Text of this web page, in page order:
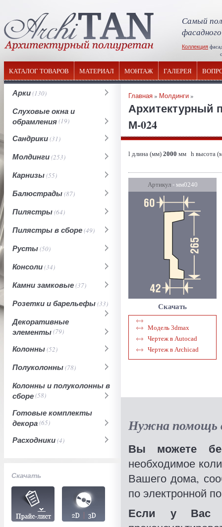
Самый
Коллекция
КАТАЛОГ ТОВАРОВ МАТЕРИАЛ МОНТАЖ ГАЛЕРЕЯ
Арки(130)
Слуховые окна и
обрамления(19)
Сандрики(31)
Молдинги(253)
Карнизы(55)
Балюстрады(87)
Пилястры(64)
Пилястры в сборе(49)
Русты(50)
Консоли(34)
Камни замковые(37)
Розетки и барельефы(33)
Декоративные
элементы(79)
Колонны(52)
Полуколонны(78)
Колонны и полуколонны в
сборе(58)
Готовые комплекты
декора(65)
Расходники(4)
Скачать
Главная» Молдинги»
Архитектурный
М-024
l длина (мм) 2000 мм h высота
Артикул- мм0240
Скачать
Модель 3dmax
Чертеж в Autocad
Чертеж в Archicad
Нужна помощь
Вы можете
необходимое
Вашего дома,
по электронной
Если у Вас